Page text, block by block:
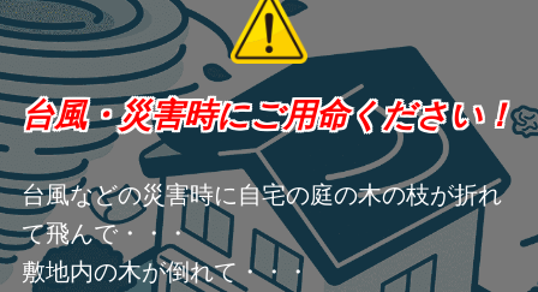
台風・災害時にご用命ください！
台風などの災害時に自宅の庭の木の枝が折れ
て飛んで・・・
敷地内の木が倒れて・・・